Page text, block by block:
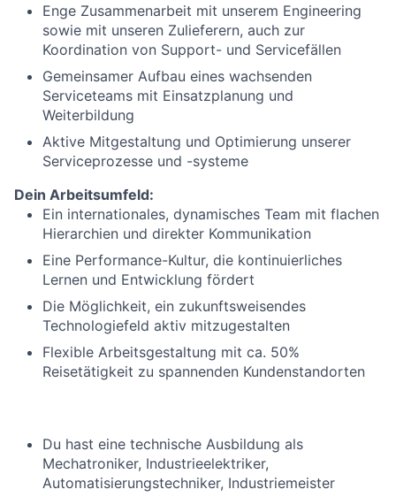
Enge Zusammenarbeit mit unserem Engineering
sowie mit unseren Zulieferern, auch zur
Koordination von Support- und Servicefällen
Gemeinsamer Aufbau eines wachsenden
Serviceteams mit Einsatzplanung und
Weiterbildung
Aktive Mitgestaltung und Optimierung unserer
Serviceprozesse und -systeme
Dein Arbeitsumfeld:
Ein internationales, dynamisches Team mit flachen
Hierarchien und direkter Kommunikation
Eine Performance-Kultur, die kontinuierliches
Lernen und Entwicklung fördert
Die Möglichkeit, ein zukunftsweisendes
Technologiefeld aktiv mitzugestalten
Flexible Arbeitsgestaltung mit ca. 50%
Reisetätigkeit zu spannenden Kundenstandorten
Du hast eine technische Ausbildung als
Mechatroniker, Industrieelektriker,
Automatisierungstechniker, Industriemeister